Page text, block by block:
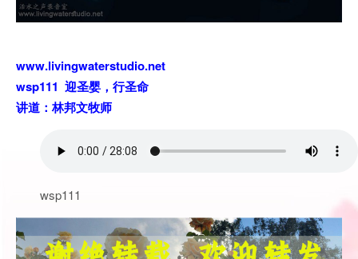
www.livingwaterstudio.net
wsp111 迎圣婴，行圣命
讲道：林邦文牧师
wsp111